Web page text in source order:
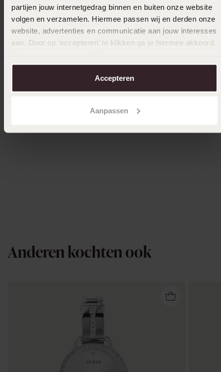
partijen jouw internetgedrag binnen en buiten onze website
volgen en verzamelen. Hiermee passen wij en derden onze
website, advertenties en communicatie aan jouw interesses
aan. Door op ‘accepteren’ te klikken ga je hiermee akkoord.
over in onscookiebeleid.
Accepteren
Aanpassen
8900 17900
Anderen kochten ook